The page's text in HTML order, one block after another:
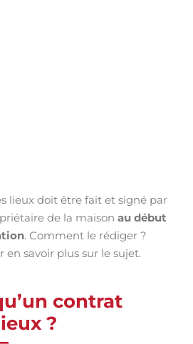
lieux doit être fait et signé par
de la maison au début
. Comment le rédiger ?
en savoir plus sur le sujet.
contrat
?